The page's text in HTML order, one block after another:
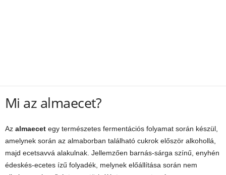
Mi az almaecet?
Az almaecet egy természetes fermentációs folyamat során készül,
amelynek során az almaborban található cukrok először alkohollá,
majd ecetsavvá alakulnak. Jellemzően barnás-sárga színű, enyhén
édeskés-ecetes ízű folyadék, melynek előállítása során nem